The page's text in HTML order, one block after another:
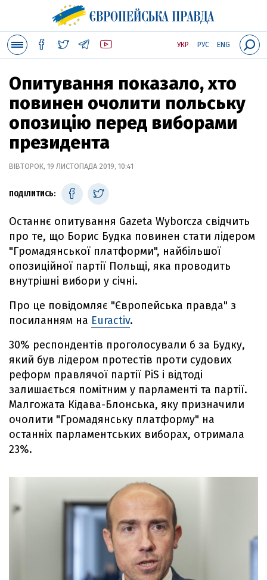
УКР РУС ENG
Опитування показало, хто
повинен очолити польську
опозицію перед виборами
президента
ВІВТОРОК, 19 ЛИСТОПАДА 2019, 10:41
ПОДІЛИТИСЬ:
Останнє опитування Gazeta Wyborcza свідчить
про те, що Борис Будка повинен стати лідером
"Громадянської платформи", найбільшої
опозиційної партії Польщі, яка проводить
внутрішні вибори у січні.
Про це повідомляє "Європейська правда" з
посиланням на Euractiv.
30% респондентів проголосували б за Будку,
який був лідером протестів проти судових
реформ правлячої партії PiS і відтоді
залишається помітним у парламенті та партії.
Малгожата Кідава-Блонська, яку призначили
очолити "Громадянську платформу" на
останніх парламентських виборах, отримала
23%.